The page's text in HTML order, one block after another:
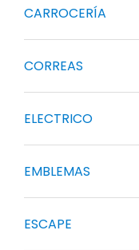
CARROCERÍA
CORREAS
ELECTRICO
EMBLEMAS
ESCAPE